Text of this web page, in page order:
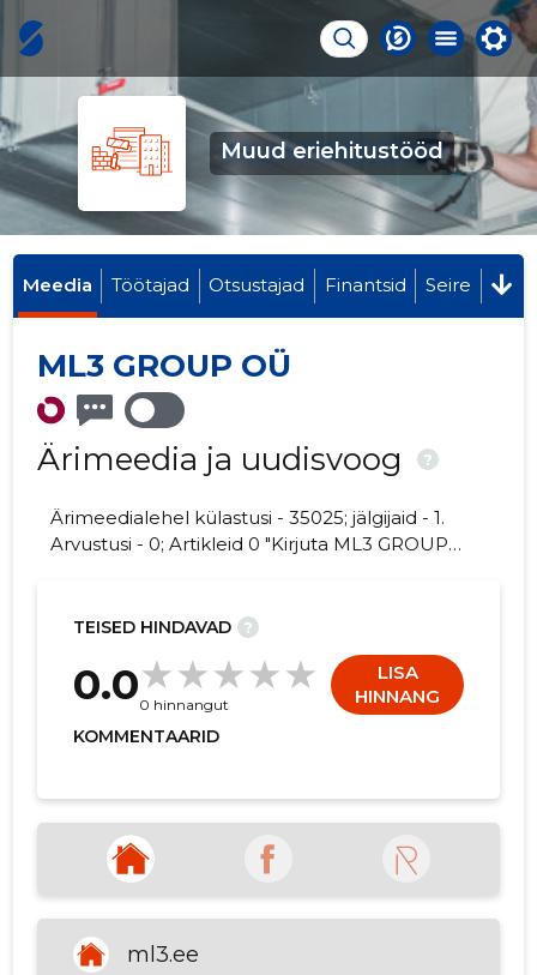
Muud eriehitustööd
Meedia Töötajad Otsustajad Finantsid Seire
ML3 GROUP OÜ
Ärimeedia ja uudisvoog ?
Ärimeedialehel külastusi - 35025; jälgijaid - 1.
Arvustusi - 0; Artikleid 0 "Kirjuta ML3 GROUP
TEISED HINDAVAD ?
0.00 hinnangut
LISA
HINNANG
KOMMENTAARID
ml3.ee